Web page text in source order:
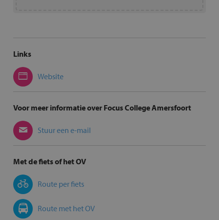
Links
Website
Voor meer informatie over Focus College Amersfoort
Stuur een e-mail
Met de fiets of het OV
Route per fiets
Route met het OV